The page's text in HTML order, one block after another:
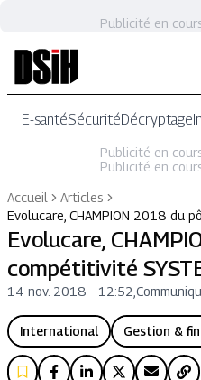
Publicité en
E-santéSécuritéDécryptage
Publicité en
Publicité en
Accueil
Articles
Evolucare, CHAMPION 2018 du
Evolucare,
compétitivité
14 nov. 2018 - 12:52
International Gestion &